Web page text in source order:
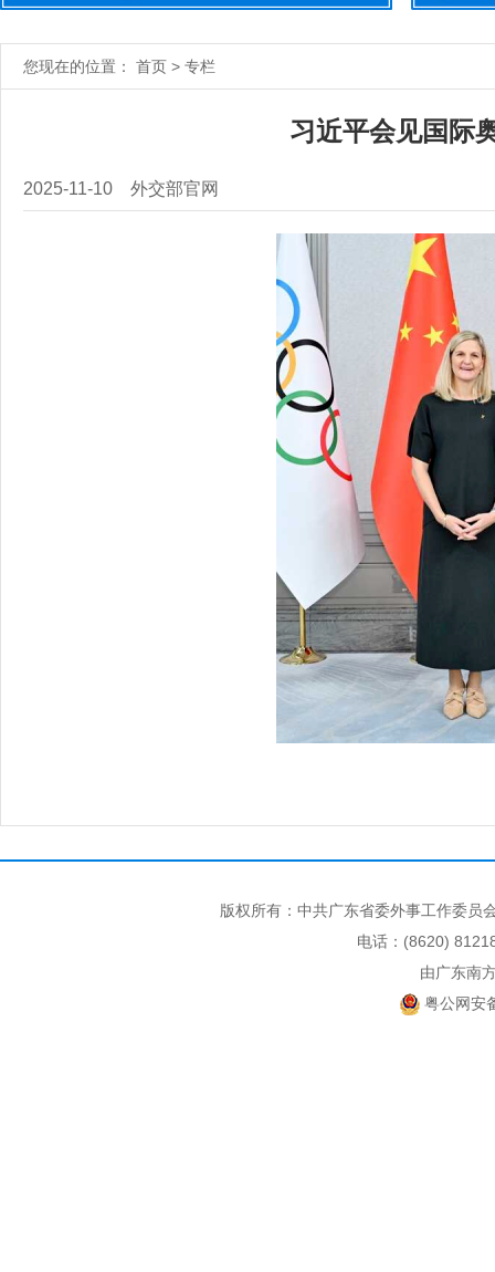
您现在的位置： 首页 > 专栏
习近平会见国际
2025-11-10 外交部官网
版权所有：中共广东省委外事工作委
电话：(8620)
由广东南
粤公网安